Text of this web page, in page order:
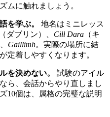
ムに触れましょう。
を学ぶ。
地名はミニレッス
（ダブリン）、 Cill Dara （キ
Gaillimh。実際の場所に結
定着しやすくなります。
を決めない。
試験のアイル
ら、会話からやり直しまし
10個は、属格の完璧な説明